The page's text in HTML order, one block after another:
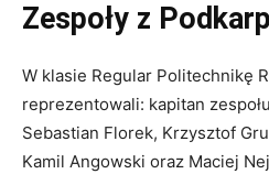
Zespoły z
W klasie Regular Politechnikę
reprezentowali: kapitan
Sebastian Florek, Krzysztof
Kamil Angowski oraz Maciej